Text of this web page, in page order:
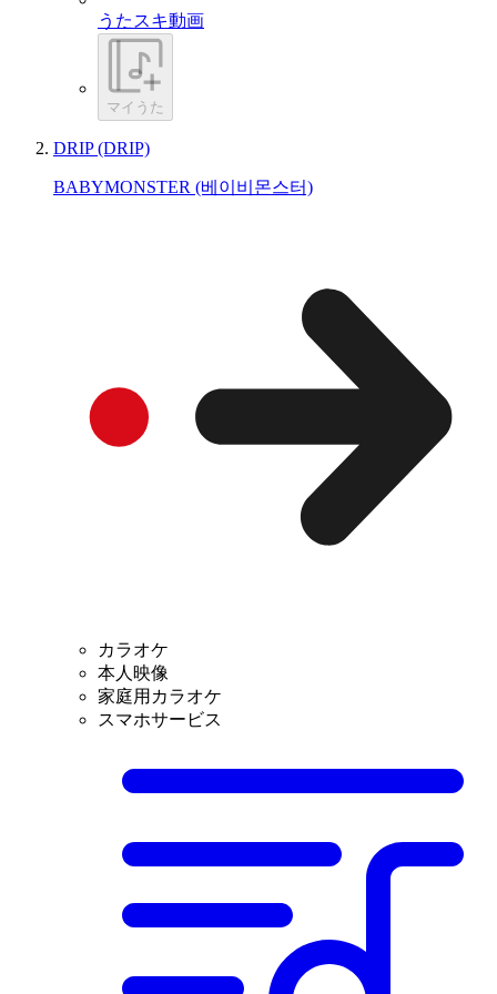
うたスキ動画
マイうた
DRIP (DRIP)
BABYMONSTER (베이비몬스터)
カラオケ
本人映像
家庭用カラオケ
スマホサービス